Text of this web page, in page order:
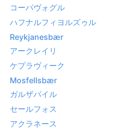
コーパヴォグル
ハフナルフィヨルズゥル
Reykjanesbær
アークレイリ
ケプラヴィーク
Mosfellsbær
ガルザバイル
セールフォス
アクラネース